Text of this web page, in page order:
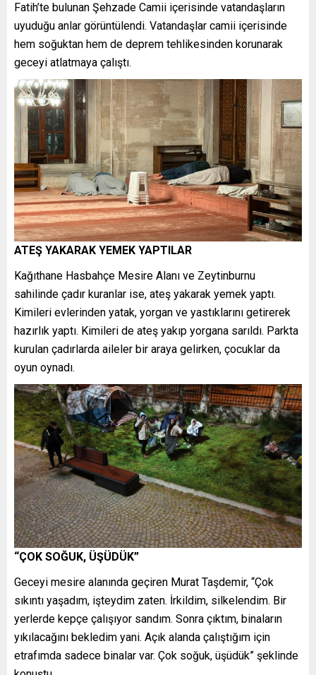
Fatih’te bulunan Şehzade Camii içerisinde vatandaşların
uyuduğu anlar görüntülendi. Vatandaşlar camii içerisinde
hem soğuktan hem de deprem tehlikesinden korunarak
geceyi atlatmaya çalıştı.
ATEŞ YAKARAK YEMEK YAPTILAR
Kağıthane Hasbahçe Mesire Alanı ve Zeytinburnu
sahilinde çadır kuranlar ise, ateş yakarak yemek yaptı.
Kimileri evlerinden yatak, yorgan ve yastıklarını getirerek
hazırlık yaptı. Kimileri de ateş yakıp yorgana sarıldı. Parkta
kurulan çadırlarda aileler bir araya gelirken, çocuklar da
oyun oynadı.
“ÇOK SOĞUK, ÜŞÜDÜK”
Geceyi mesire alanında geçiren Murat Taşdemir, “Çok
sıkıntı yaşadım, işteydim zaten. İrkildim, silkelendim. Bir
yerlerde kepçe çalışıyor sandım. Sonra çıktım, binaların
yıkılacağını bekledim yani. Açık alanda çalıştığım için
etrafımda sadece binalar var. Çok soğuk, üşüdük” şeklinde